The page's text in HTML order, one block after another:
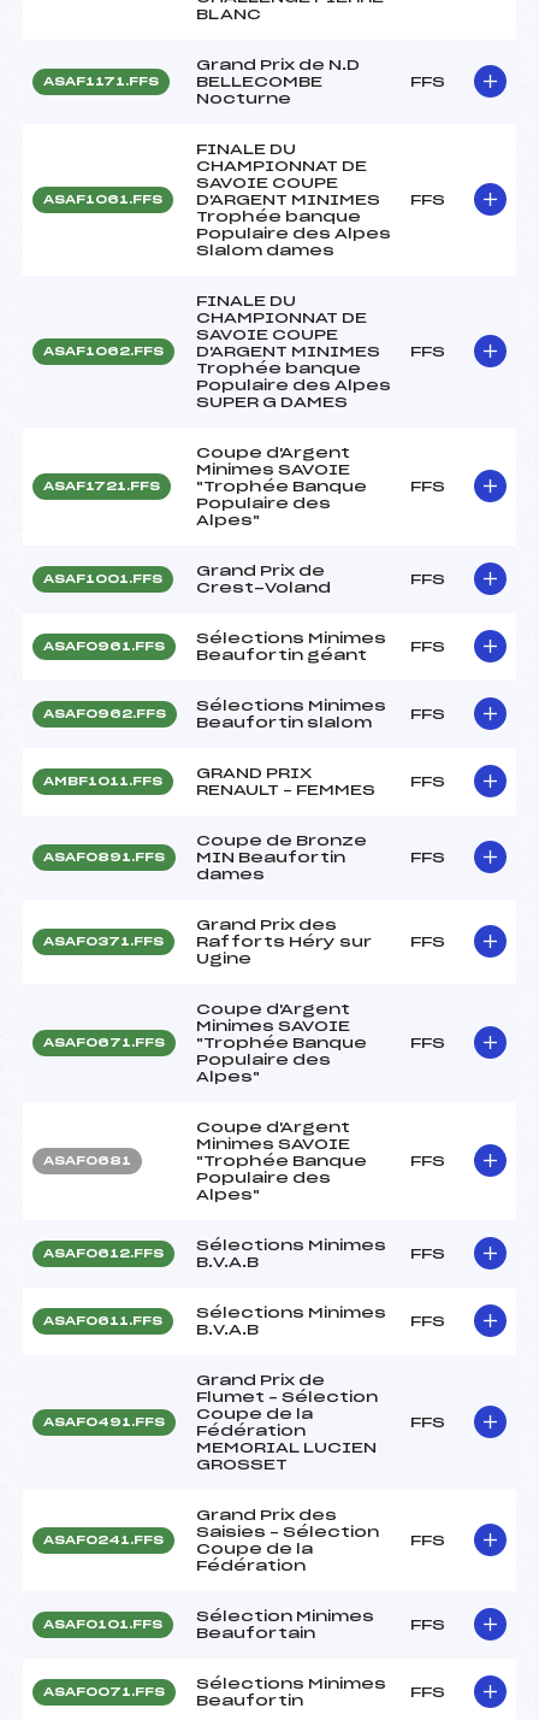
BLANC
ASAF1171.FFS
Grand Prix de N.D
BELLECOMBE
Nocturne
FFS
ASAF1061.FFS
FINALE DU
CHAMPIONNAT DE
SAVOIE COUPE
D'ARGENT MINIMES
Trophée banque
Populaire des Alpes
Slalom dames
FFS
ASAF1062.FFS
FINALE DU
CHAMPIONNAT DE
SAVOIE COUPE
D'ARGENT MINIMES
Trophée banque
Populaire des Alpes
SUPER G DAMES
FFS
ASAF1721.FFS
Coupe d'Argent
Minimes SAVOIE
"Trophée Banque
Populaire des
Alpes"
FFS
ASAF1001.FFS
Grand Prix de
Crest-Voland
FFS
ASAF0961.FFS
Sélections Minimes
Beaufortin géant
FFS
ASAF0962.FFS
Sélections Minimes
Beaufortin slalom
FFS
AMBF1011.FFS
GRAND PRIX
RENAULT – FEMMES
FFS
ASAF0891.FFS
Coupe de Bronze
MIN Beaufortin
dames
FFS
ASAF0371.FFS
Grand Prix des
Rafforts Héry sur
Ugine
FFS
ASAF0671.FFS
Coupe d'Argent
Minimes SAVOIE
"Trophée Banque
Populaire des
Alpes"
FFS
ASAF0681
Coupe d'Argent
Minimes SAVOIE
"Trophée Banque
Populaire des
Alpes"
FFS
ASAF0612.FFS
Sélections Minimes
B.V.A.B
FFS
ASAF0611.FFS
Sélections Minimes
B.V.A.B
FFS
ASAF0491.FFS
Grand Prix de
Flumet – Sélection
Coupe de la
Fédération
MEMORIAL LUCIEN
GROSSET
FFS
ASAF0241.FFS
Grand Prix des
Saisies – Sélection
Coupe de la
Fédération
FFS
ASAF0101.FFS
Sélection Minimes
Beaufortain
FFS
ASAF0071.FFS
Sélections Minimes
Beaufortin
FFS